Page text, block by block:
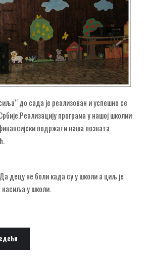
до сада је реализован и успешно се
програма у нашој школии
подржати наша позната
децу не боли када су у школи а циљ је
у школи.
слободно
чланак: Ово смо ми